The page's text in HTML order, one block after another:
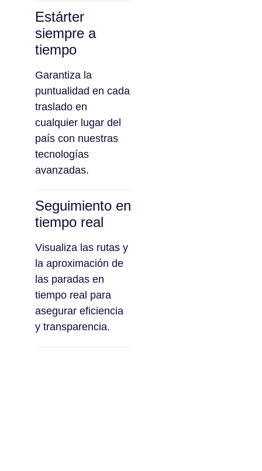
Estárter
siempre a
tiempo
Garantiza la
puntualidad en cada
traslado en
cualquier lugar del
país con nuestras
tecnologías
avanzadas.
Seguimiento en
tiempo real
Visualiza las rutas y
la aproximación de
las paradas en
tiempo real para
asegurar eficiencia
y transparencia.